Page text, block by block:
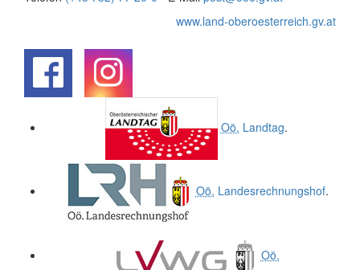
www.land-oberoesterreich.gv.at
Oö. Landtag.
Oö. Landesrechnungshof.
Oö.